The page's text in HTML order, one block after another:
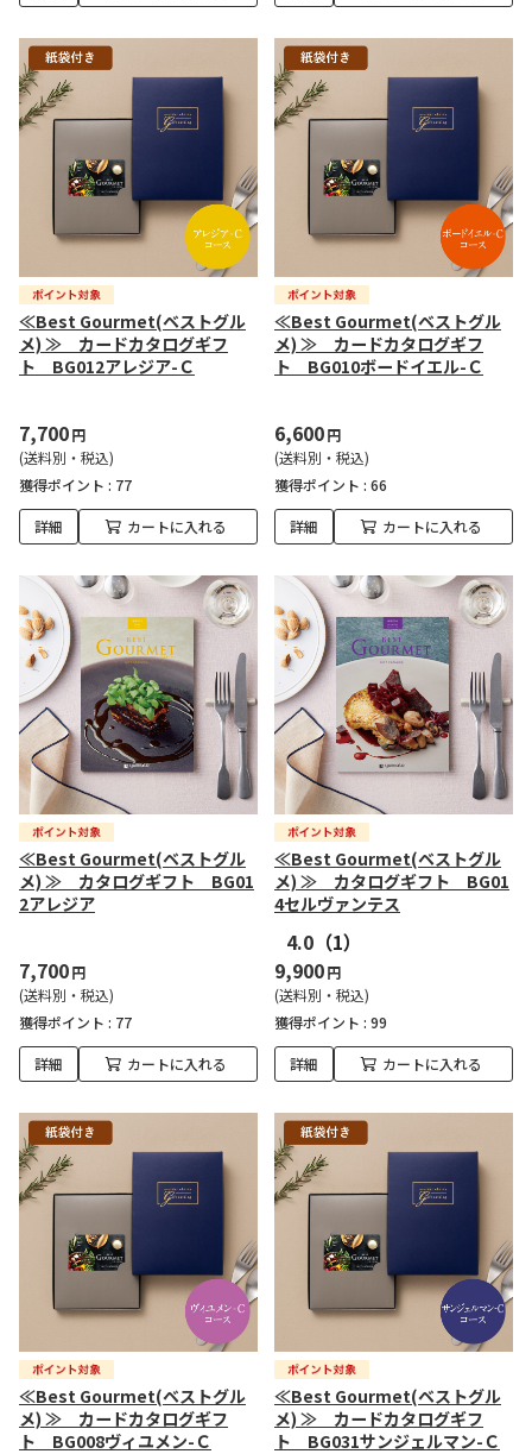
≪Best Gourmet(ベストグル
メ) ≫ カードカタログギフ
ト BG012アレジア-Ｃ
7,700円
(送料別・税込)
獲得ポイント : 77
詳細 カートに入れる
≪Best Gourmet(ベストグル
メ) ≫ カードカタログギフ
ト BG010ボードイエル-Ｃ
6,600円
(送料別・税込)
獲得ポイント : 66
詳細 カートに入れる
≪Best Gourmet(ベストグル
メ) ≫ カタログギフト BG01
2アレジア
7,700円
(送料別・税込)
獲得ポイント : 77
詳細 カートに入れる
≪Best Gourmet(ベストグル
メ) ≫ カタログギフト BG01
4セルヴァンテス
4.0 （1）
9,900円
(送料別・税込)
獲得ポイント : 99
詳細 カートに入れる
≪Best Gourmet(ベストグル
メ) ≫ カードカタログギフ
ト BG008ヴィユメン-Ｃ
≪Best Gourmet(ベストグル
メ) ≫ カードカタログギフ
ト BG031サンジェルマン-Ｃ